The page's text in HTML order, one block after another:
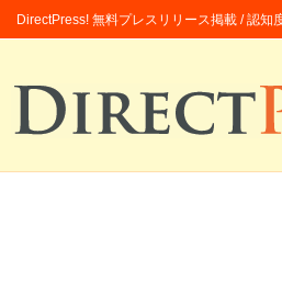
DirectPress! 無料プレスリリース掲載 / 認